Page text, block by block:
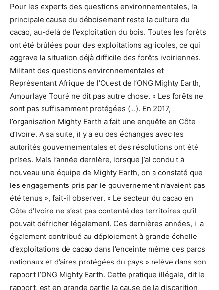
Pour les experts des questions environnementales, la
principale cause du déboisement reste la culture du
cacao, au-delà de l’exploitation du bois. Toutes les forêts
ont été brûlées pour des exploitations agricoles, ce qui
aggrave la situation déjà difficile des forêts ivoiriennes.
Militant des questions environnementales et
Représentant Afrique de l’Ouest de l’ONG Mighty Earth,
Amourlaye Touré ne dit pas autre chose. « Les forêts ne
sont pas suffisamment protégées (…). En 2017,
l’organisation Mighty Earth a fait une enquête en Côte
d’Ivoire. A sa suite, il y a eu des échanges avec les
autorités gouvernementales et des résolutions ont été
prises. Mais l’année dernière, lorsque j’ai conduit à
nouveau une équipe de Mighty Earth, on a constaté que
les engagements pris par le gouvernement n’avaient pas
été tenus », fait-il observer. « Le secteur du cacao en
Côte d’Ivoire ne s’est pas contenté des territoires qu’il
pouvait défricher légalement. Ces dernières années, il a
également contribué au déploiement à grande échelle
d’exploitations de cacao dans l’enceinte même des parcs
nationaux et d’aires protégées du pays » relève dans son
rapport l’ONG Mighty Earth. Cette pratique illégale, dit le
rapport, est en grande partie la cause de la disparition